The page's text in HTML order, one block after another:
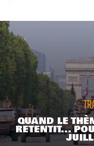
QUAND LE
RETENTIT...